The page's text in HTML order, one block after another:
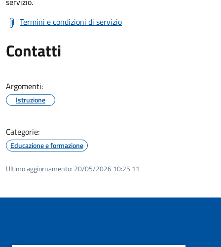
Termini e condizioni di servizio
Contatti
Argomenti:
Istruzione
Categorie:
Educazione e formazione
Ultimo aggiornamento: 20/05/2026 10:25.11